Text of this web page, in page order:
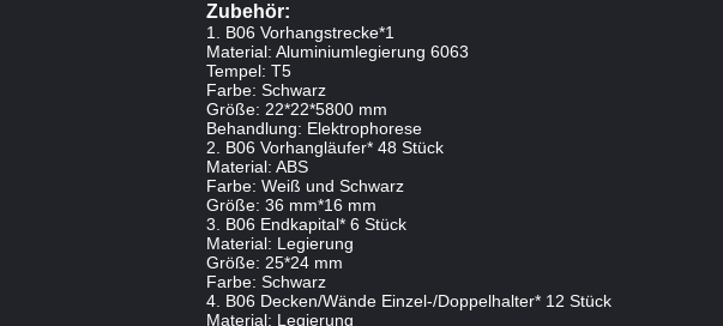
Zubehör:
1. B06 Vorhangstrecke*1
Material: Aluminiumlegierung 6063
Tempel: T5
Farbe: Schwarz
Größe: 22*22*5800 mm
Behandlung: Elektrophorese
2. B06 Vorhangläufer* 48 Stück
Material: ABS
Farbe: Weiß und Schwarz
Größe: 36 mm*16 mm
3. B06 Endkapital* 6 Stück
Material: Legierung
Größe: 25*24 mm
Farbe: Schwarz
4. B06 Decken/Wände Einzel-/Doppelhalter* 12 Stück
Material: Legierung